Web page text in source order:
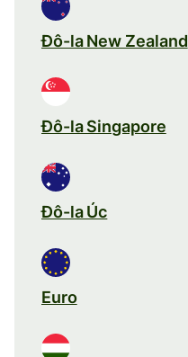
Đô-la New Zealand
Đô-la Singapore
Đô-la Úc
Euro